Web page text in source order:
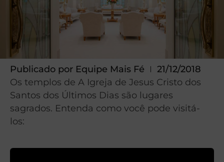
Publicado por Equipe Mais Fé
21/12/2018
Os templos de A Igreja de Jesus Cristo dos
Santos dos Últimos Dias são lugares
sagrados. Entenda como você pode visitá-
los: